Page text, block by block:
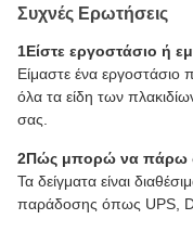
Συχνές Ερωτήσεις
1Είστε εργοστάσιο ή
Είμαστε ένα εργοστάσιο
όλα τα είδη των
σας.
2Πώς μπορώ να πάρω
Τα δείγματα είναι
παράδοσης όπως UPS,